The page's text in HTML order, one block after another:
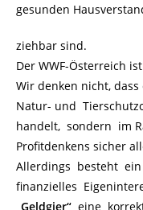
gesunden
ziehbar sind.
Der WWF-Österreich
Wir denken nicht, dass
Natur- und
handelt, sondern im
Profitdenkens sicher
Allerdings besteht ein
finanzielles
„Geldgier“ eine